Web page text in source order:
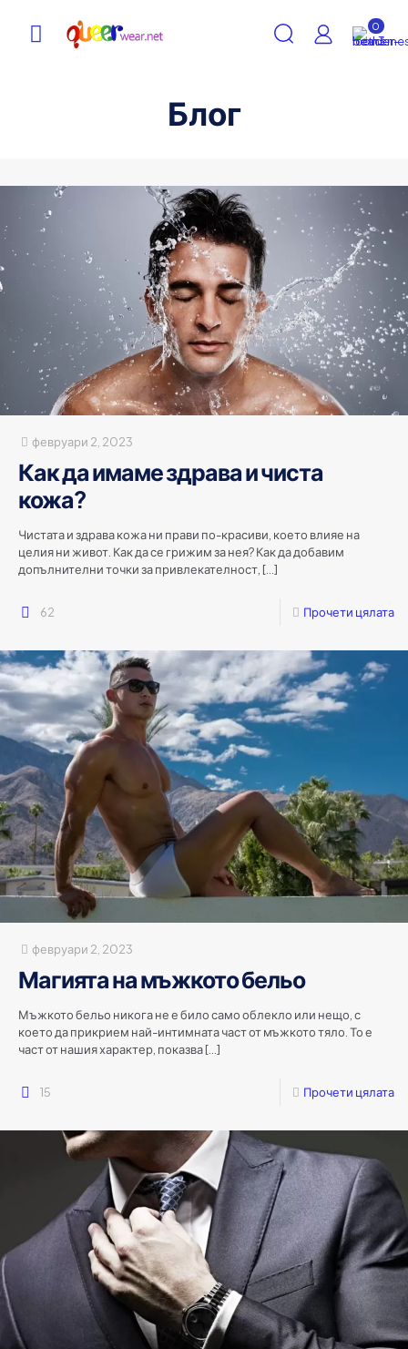
0
Блог
февруари 2, 2023
Как да имаме здрава и чиста
кожа?
Чистата и здрава кожа ни прави по-красиви, което влияе на
целия ни живот. Как да се грижим за нея? Как да добавим
допълнителни точки за привлекателност, […]
62 Прочети цялата
февруари 2, 2023
Магията на мъжкото бельо
Мъжкото бельо никога не е било само облекло или нещо, с
което да прикрием най-интимната част от мъжкото тяло. То е
част от нашия характер, показва[…]
15 Прочети цялата